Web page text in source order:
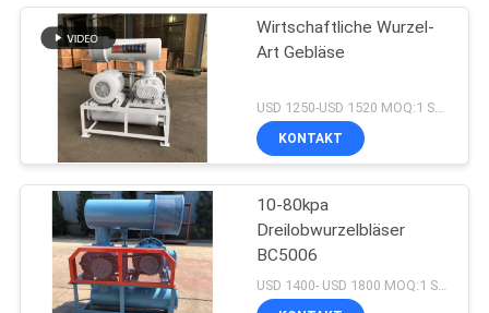
Wirtschaftliche Wurzel-
Art Gebläse
KONTAKT
10-80kpa
Dreilobwurzelbläser
BC5006